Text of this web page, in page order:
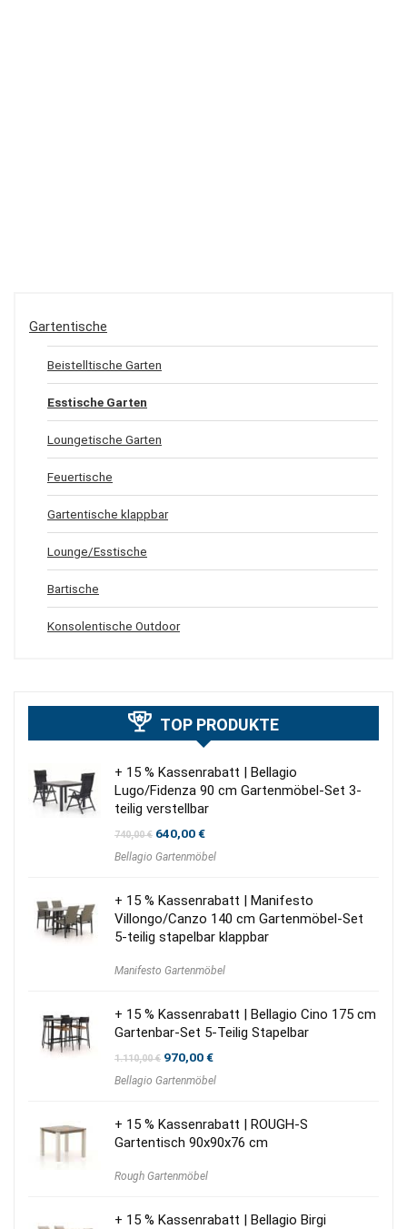
Gartentische
Beistelltische Garten
Esstische Garten
Loungetische Garten
Feuertische
Gartentische klappbar
Lounge/Esstische
Bartische
Konsolentische Outdoor
TOP PRODUKTE
+ 15 % Kassenrabatt | Bellagio
Lugo/Fidenza 90 cm Gartenmöbel-Set 3-
teilig verstellbar
740,00€ Ursprünglicher
war:
640,00€Aktueller
ist:
Bellagio Gartenmöbel
+ 15 % Kassenrabatt | Manifesto
Villongo/Canzo 140 cm Gartenmöbel-Set
5-teilig stapelbar klappbar
Manifesto Gartenmöbel
+ 15 % Kassenrabatt | Bellagio Cino 175 cm
Gartenbar-Set 5-Teilig Stapelbar
1.110,00€ Ursprünglicher
war:
970,00€Aktueller
ist:
Bellagio Gartenmöbel
+ 15 % Kassenrabatt | ROUGH-S
Gartentisch 90x90x76 cm
Rough Gartenmöbel
+ 15 % Kassenrabatt | Bellagio Birgi